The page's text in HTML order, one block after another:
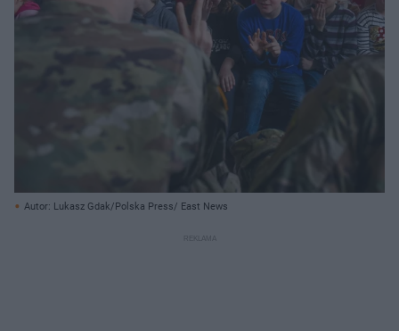
Autor: Lukasz Gdak/Polska Press/ East News